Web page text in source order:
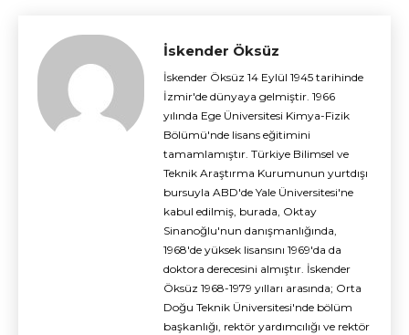
İskender Öksüz
İskender Öksüz 14 Eylül 1945 tarihinde
İzmir'de dünyaya gelmiştir. 1966
yılında Ege Üniversitesi Kimya-Fizik
Bölümü'nde lisans eğitimini
tamamlamıştır. Türkiye Bilimsel ve
Teknik Araştırma Kurumunun yurtdışı
bursuyla ABD'de Yale Üniversitesi'ne
kabul edilmiş, burada, Oktay
Sinanoğlu'nun danışmanlığında,
1968'de yüksek lisansını 1969'da da
doktora derecesini almıştır. İskender
Öksüz 1968-1979 yılları arasında; Orta
Doğu Teknik Üniversitesi'nde bölüm
başkanlığı, rektör yardımcılığı ve rektör